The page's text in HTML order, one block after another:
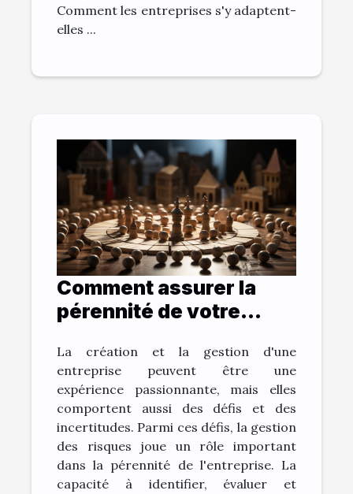
Comment les entreprises s'y adaptent-
elles ...
Comment assurer la
pérennité de votre
gestion des risques ?
La création et la gestion d'une
entreprise peuvent être une
expérience passionnante, mais elles
comportent aussi des défis et des
incertitudes. Parmi ces défis, la gestion
des risques joue un rôle important
dans la pérennité de l'entreprise. La
capacité à identifier, évaluer et